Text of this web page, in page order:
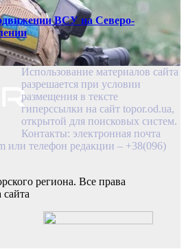
ВСУ на Северо-
Использование материалов сайта
разрешается при условии
размещения в тексте
гиперссылки на сайт topor.od.ua,
открытой для поисковых систем.
Контакты: электронная почта
или телефон редакции – +38(096)
региона. Все права
сайта